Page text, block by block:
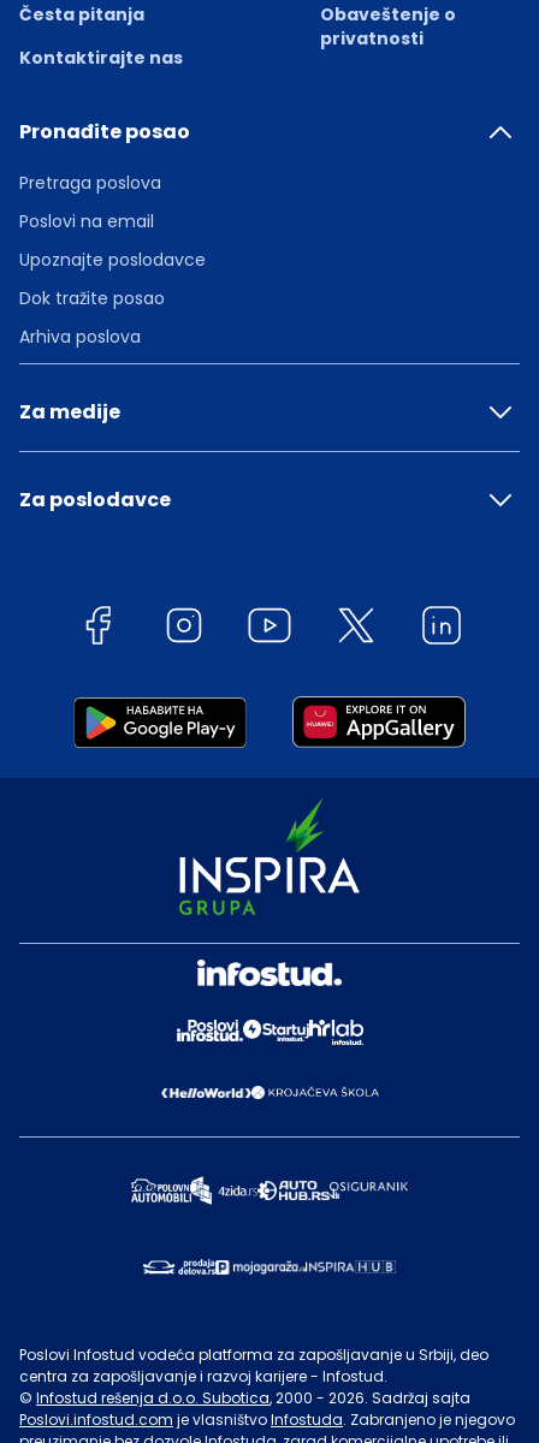
Česta pitanja
Kontaktirajte nas
Obaveštenje o
privatnosti
Pronađite posao
Pretraga poslova
Poslovi na email
Upoznajte poslodavce
Dok tražite posao
Arhiva poslova
Za medije
Za poslodavce
Poslovi Infostud vodeća platforma za zapošljavanje u Srbiji, deo
centra za zapošljavanje i razvoj karijere - Infostud.
© Infostud rešenja d.o.o. Subotica, 2000 - 2026. Sadržaj sajta
Poslovi.infostud.com je vlasništvoInfostuda. Zabranjeno je njegovo